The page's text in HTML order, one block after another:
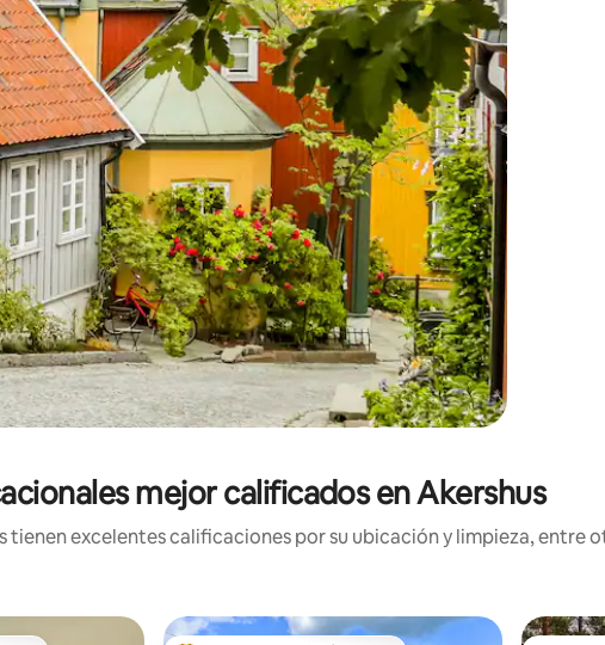
teclas de las flechas hacia arriba y hacia abajo, o bien tocando y
mejor calificados en Akershus
tienen excelentes calificaciones por su ubicación y limpieza, entre